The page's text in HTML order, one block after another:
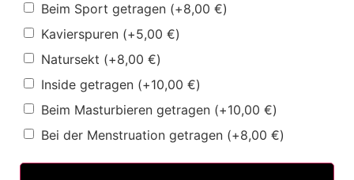
Beim Sport getragen (+8,00 €)
Kavierspuren (+5,00 €)
Natursekt (+8,00 €)
Inside getragen (+10,00 €)
Beim Masturbieren getragen (+10,00 €)
Bei der Menstruation getragen (+8,00 €)